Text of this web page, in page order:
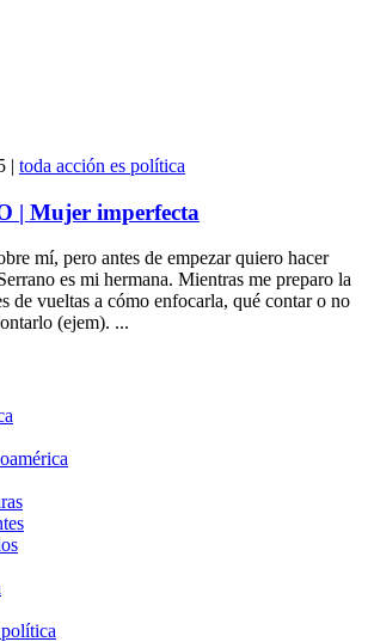
| toda acción es política
| Mujer imperfecta
mí, pero antes de empezar quiero hacer
es mi hermana. Mientras me preparo la
de vueltas a cómo enfocarla, qué contar o no
(ejem). ...